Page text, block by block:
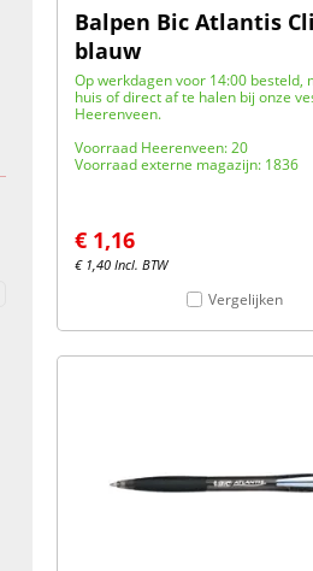
Balpen Bic Atlantis
blauw
Op werkdagen voor 14:00 besteld,
huis of direct af te halen bij onze
Heerenveen.
Voorraad Heerenveen: 20
Voorraad externe magazijn: 1836
€ 1,16
€ 1,40 Incl. BTW
Vergelijken